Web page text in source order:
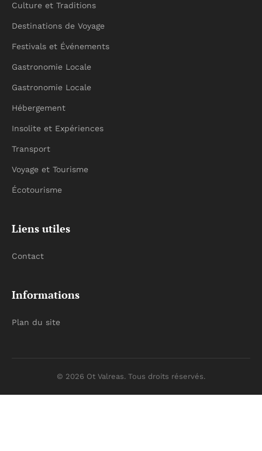
Culture et Traditions
Destinations de Voyage
Festivals et Événements
Gastronomie Locale
Gastronomie Locale
Hébergement
Insolite et Expériences
Transport
Voyage et Tourisme
Écotourisme
Liens utiles
Contact
Informations
Plan du site
© 2026 Ot Valreas. Tous droits réservés.